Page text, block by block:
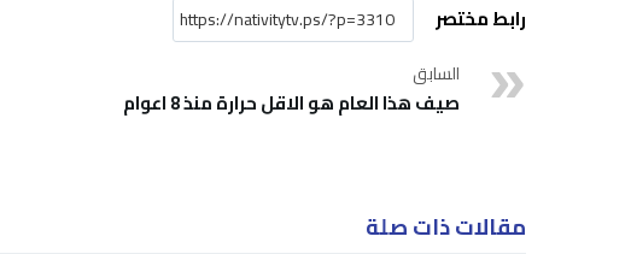
رابط مختصر
السابق
صيف هذا العام هو الاقل حرارة منذ 8 اعوام
مقالات ذات صلة